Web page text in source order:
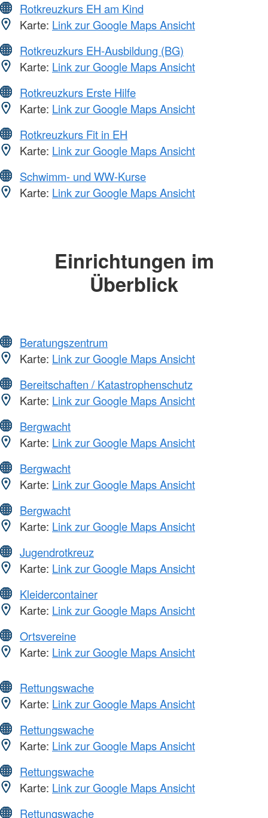
Rotkreuzkurs EH am Kind
Karte: Link zur Google Maps Ansicht
Rotkreuzkurs EH-Ausbildung (BG)
Karte: Link zur Google Maps Ansicht
Rotkreuzkurs Erste Hilfe
Karte: Link zur Google Maps Ansicht
Rotkreuzkurs Fit in EH
Karte: Link zur Google Maps Ansicht
Schwimm- und WW-Kurse
Karte: Link zur Google Maps Ansicht
Einrichtungen im
Überblick
Beratungszentrum
Karte: Link zur Google Maps Ansicht
Bereitschaften / Katastrophenschutz
Karte: Link zur Google Maps Ansicht
Bergwacht
Karte: Link zur Google Maps Ansicht
Bergwacht
Karte: Link zur Google Maps Ansicht
Bergwacht
Karte: Link zur Google Maps Ansicht
Jugendrotkreuz
Karte: Link zur Google Maps Ansicht
Kleidercontainer
Karte: Link zur Google Maps Ansicht
Ortsvereine
Karte: Link zur Google Maps Ansicht
Rettungswache
Karte: Link zur Google Maps Ansicht
Rettungswache
Karte: Link zur Google Maps Ansicht
Rettungswache
Karte: Link zur Google Maps Ansicht
Rettungswache